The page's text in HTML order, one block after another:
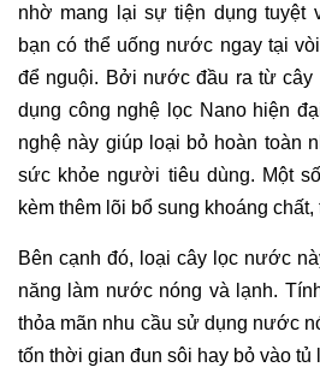
nhờ mang lại sự tiện dụng tuyệt
bạn có thể uống nước ngay tại
để nguội. Bởi nước đầu ra từ
dụng công nghệ lọc Nano hiện
nghệ này giúp loại bỏ hoàn toàn
sức khỏe người tiêu dùng. Một
kèm thêm lõi bổ sung khoáng
Bên cạnh đó, loại cây lọc nước
năng làm nước nóng và lạnh.
thỏa mãn nhu cầu sử dụng nước
tốn thời gian đun sôi hay bỏ vào tủ